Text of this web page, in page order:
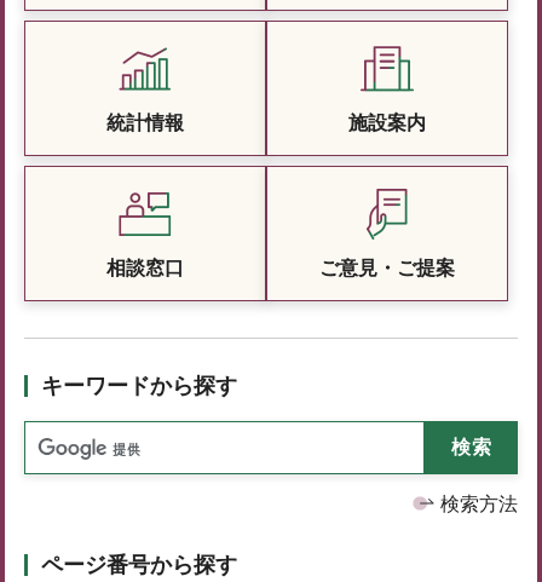
統計情報 施設案内
相談窓口 ご意見・ご提案
キーワードから探す
検索方法
ページ番号から探す